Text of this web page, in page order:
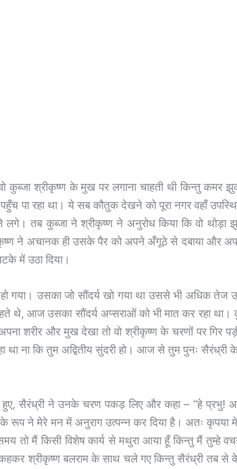
श्रीकृष्ण के मुख पर लगाना चाहती थी किन्तु कमर
पा रहा था। ये सब कौतुक देखने को पूरा नगर वहाँ
तब कुब्जा ने श्रीकृष्ण ने अनुरोध किया कि वो थोड़ा
ने अचानक ही उसके पैर को अपने अँगूठे से दबाया और
में उठा दिया।
हो गया। उसका जो सौंदर्य खो गया था उससे भी अधिक
थे, आज उसका सौंदर्य अप्सराओं को भी मात कर रहा था।
शरीर और मुख देखा तो वो श्रीकृष्ण के चरणों पर गिर
ना कि तुम अद्वितीय सुंदरी हो। आज से तुम पुनः सैरंध्री
सैरंध्री ने उनके चरण पकड़ लिए और कहा – “हे प्रभु!
रूप ने मेरे मन में अनुराग उत्पन्न कर दिया है। अतः कृपया
तो मैं किसी विशेष कार्य से मथुरा आया हूँ किन्तु मैं तुम्हे
कहकर श्रीकृष्ण बलराम के साथ चले गए किन्तु सैरंध्री तब